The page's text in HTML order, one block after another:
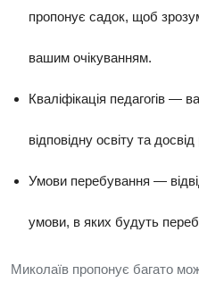
пропонує садок, щоб
вашим очікуванням.
Кваліфікація педагогів —
відповідну освіту та
Умови перебування —
умови, в яких будуть
Миколаїв пропонує багато